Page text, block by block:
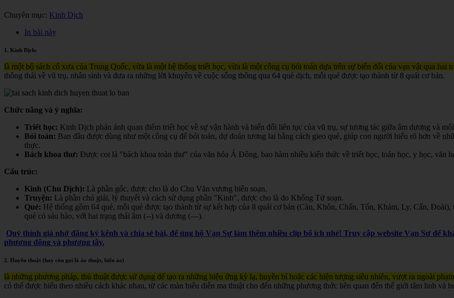
Chuyên mục: Kinh Dịch
In bài này
1. Kinh Dịch:
là một bộ sách cổ xưa của Trung Quốc, vừa là một hệ thống triết học, vừa là một công cụ bói toán dựa trên sự biến đổi của vạn vật qua hai
thông thái về vũ trụ, nhân sinh và đưa ra những lời khuyên về cuộc sống thông qua 64 quẻ dịch, mỗi quẻ được tạo thành từ 8 quái cơ bản.
Chức năng và ý nghĩa:
Triết học: Kinh Dịch phản ánh quan điểm triết học về sự vận hành và biến đổi liên tục của vũ trụ, sự tương tác giữa âm dương và
Bói toán: Ban đầu được dùng như một công cụ để bói toán, dự đoán tương lai bằng cách gieo quẻ, giúp con người hiểu rõ hơn về
thực.
Bách khoa thư: Được coi là "bách khoa toàn thư" của văn hóa Á Đông, bao hàm nhiều kiến thức về triết học, toán học, y học, văn
Cấu trúc:
Kinh (Chu Dịch): Là phần gốc, được cho là do Chu Văn vương biên soạn.
Truyện: Là phần chú giải, lý thuyết và cách sử dụng phần "Kinh", được cho là do Khổng Tử soạn.
Quẻ: Hệ thống gồm 64 quẻ, mỗi quẻ được tạo thành từ sự kết hợp của 8 quái cơ bản (Càn, Khôn, Chấn, Tốn, Khảm, Ly, Cấn,
quẻ có sáu hào, với hai trạng thái âm (--) và dương (—).
Quý thính giả nhớ đăng ký kênh và chia sẻ bài, để ủng hộ Vạn Sự làm thêm nhiều clip bổ ích nhé! Truy cập website Vạn Sự để
phương đông và phương tây.
2. Huyền thuật (hay còn gọi là ảo thuật, biến ảo)
là những phương pháp, thủ thuật được sử dụng để tạo ra những hiệu ứng kỳ lạ, huyền bí hoặc các hiện tượng siêu nhiên, vượt ra ngoài
có thể được hiểu theo nhiều cách khác nhau, từ các màn biểu diễn ma thuật cho đến những phương thức liên quan đến thế giới tâm linh và